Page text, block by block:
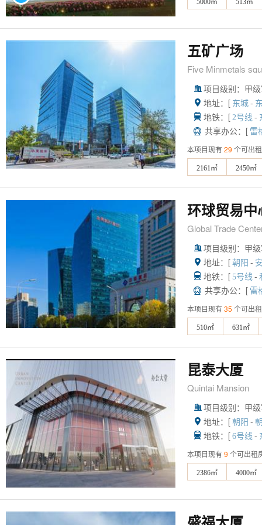
5000㎡ 513㎡
五矿广场
Five Minmetals
 项目级别：甲
 地址：[ 东城 -
 地铁：[ 2号线 -
 共享办公：[ 雷
本项目现有29 个可出
2161㎡ 2450㎡
环球贸易中
Global Trade
 项目级别：甲
 地址：[ 朝阳 -
 地铁：[ 5号线 -
 共享办公：[ 雷
本项目现有35 个可出
510㎡ 631㎡
昆泰大厦
Quintai Mansion
 项目级别：甲
 地址：[ 朝阳 -
 地铁：[ 6号线 -
本项目现有9 个可出租
2386㎡ 4000㎡